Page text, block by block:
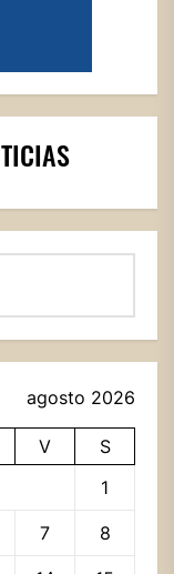
agosto 2026
V
S
1
7 8